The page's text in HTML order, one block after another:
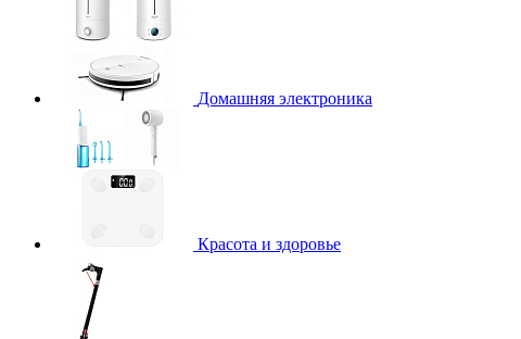
Домашняя электроника
Красота и здоровье